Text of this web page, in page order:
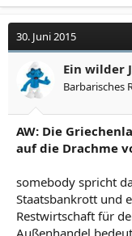
30. Juni 2015
Ein wilder
Barbarisches
AW: Die
auf die Drachme
somebody spricht
Staatsbankrott und
Restwirtschaft für
Außenhandel